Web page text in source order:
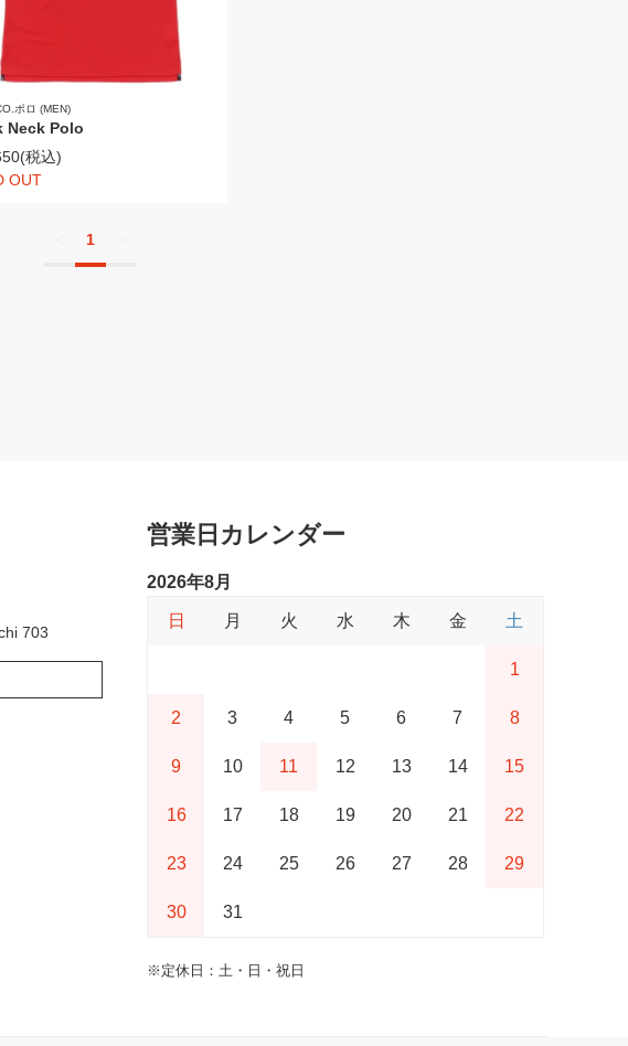
ポロ (MEN)
Neck Polo
(税込)
OUT
1
703
営業日カレンダー
2026年8月
日 月 火 水 木 金 土
1
2 3 4 5 6 7 8
9 10 11 12 13 14 15
16 17 18 19 20 21 22
23 24 25 26 27 28 29
30 31
※定休日：土・日・祝日